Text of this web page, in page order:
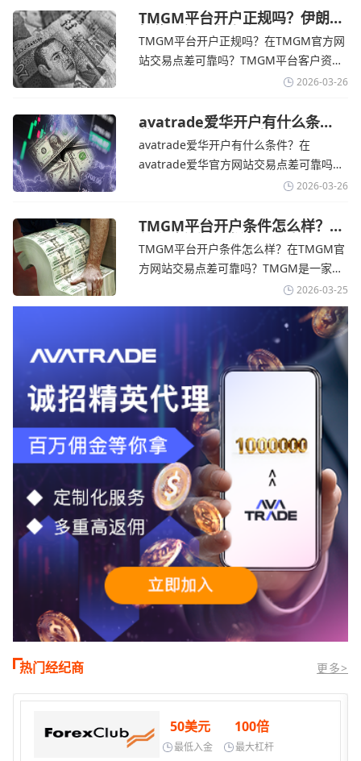
在学习和探索中成长的新手交易者。通过
avatrade官网交易资讯了解，零售企业警
告称，中东地区的冲突正在推高成本，如
TMGM平台开户正规吗？伊朗仍
拒绝与美国直接谈判-TMGM官
网
TMGM平台开户正规吗？在TMGM官方网
站交易点差可靠吗？‌‌‌TMGM平台客户资金
存放在澳大利亚国民银行等顶级银行的独
TMGM官网交易资讯了解，伊朗外交部长
表示，尽管德黑兰高级官员正在审查美国
结束战争的提议
2026-03-26
avatrade爱华开户有什么条
件？亚洲市场交易喜忧参半-
avatrade爱华官网
avatrade爱华开户有什么条件？在
avatrade爱华官方网站交易点差可靠吗？‌‌‌
avatrade爱华平台的新手可以用很小的成
标准的MT4、MT5，以及自研的
AvaTradeGO和AvaOptions。通过
avatrade爱华官网交易资讯了解，据伊朗
2026-03-26
TMGM平台开户条件怎么样？美
伊和谈传闻引发油价暴跌-
TMGM官网
TMGM平台开户条件怎么样？在TMGM官
方网站交易点差可靠吗？‌‌‌TMGM是一家交
易成本极低、产品极其丰富、ASIC监管
+千万保险加持的全球知名经纪商，特别适
合活跃交易者和股票CFD投资者。通过
TMGM官网交易资讯了解，周三亚洲交易
时段,油价暴跌逾6%,布伦特原油跌破每桶
100美元
2026-03-25
热门经纪商 更多>
50美元
最低入金
100倍
最大杠杆